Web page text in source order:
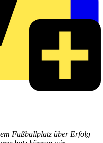
Fußballplatz über Erfolg